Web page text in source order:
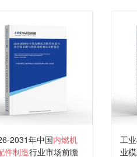
2031年中国内燃机
件制造行业市场前瞻
工
业